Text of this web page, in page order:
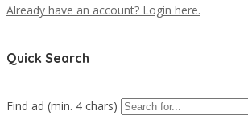
Already have an account? Login here.
Quick Search
Find ad (min. 4 chars)